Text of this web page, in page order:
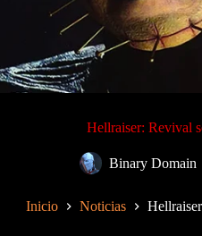
Hellraiser: Revival
Binary Domain
Inicio Noticias